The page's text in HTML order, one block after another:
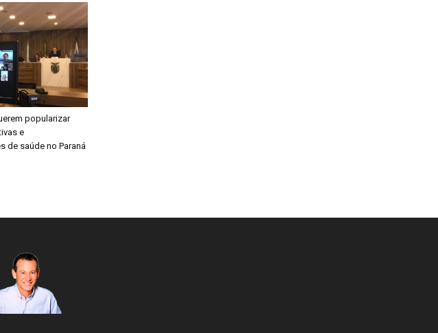
popularizar
e
de saúde no Paraná